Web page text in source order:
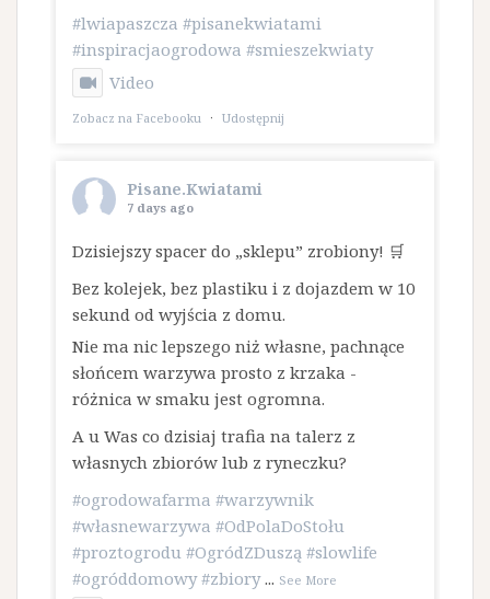
#lwiapaszcza #pisanekwiatami
#inspiracjaogrodowa #smieszekwiaty
Video
Zobacz na Facebooku · Udostępnij
Pisane.Kwiatami
7 days ago
Dzisiejszy spacer do „sklepu” zrobiony! 🛒
Bez kolejek, bez plastiku i z dojazdem w 10
sekund od wyjścia z domu.
​Nie ma nic lepszego niż własne, pachnące
słońcem warzywa prosto z krzaka -
różnica w smaku jest ogromna.
A u Was co dzisiaj trafia na talerz z
własnych zbiorów lub z ryneczku?
#ogrodowafarma #warzywnik
#własnewarzywa #OdPolaDoStołu
#proztogrodu #OgródZDuszą #slowlife
#ogróddomowy #zbiory ... See More